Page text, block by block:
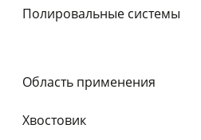
Полировальные системы
Область применения
Хвостовик